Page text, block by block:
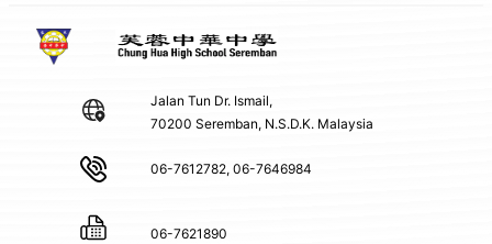
Jalan Tun Dr. Ismail,
70200 Seremban, N.S.D.K. Malaysia
06-7612782, 06-7646984
06-7621890